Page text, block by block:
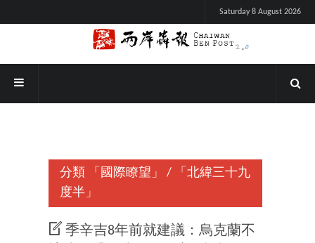
Saturday 8 August 2026
分類 「國際瞭望」 /
「北緯三十九
度半」
季辛吉8年前就建議：烏克蘭不